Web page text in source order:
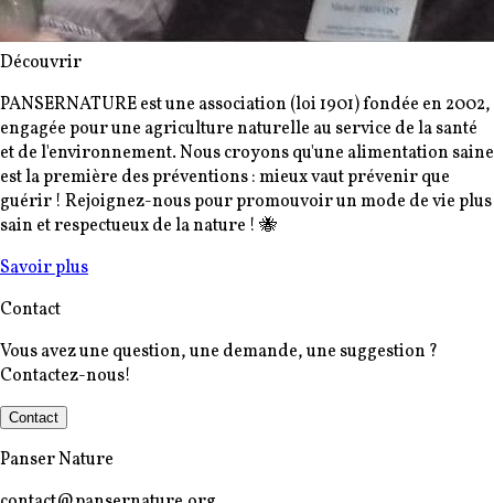
Découvrir
PANSERNATURE est une association (loi 1901) fondée en 2002,
engagée pour une agriculture naturelle au service de la santé
et de l'environnement. Nous croyons qu'une alimentation saine
est la première des préventions : mieux vaut prévenir que
guérir ! Rejoignez-nous pour promouvoir un mode de vie plus
sain et respectueux de la nature ! 🐝
Savoir plus
Contact
Vous avez une question, une demande, une suggestion ?
Contactez-nous!
Contact
Panser Nature